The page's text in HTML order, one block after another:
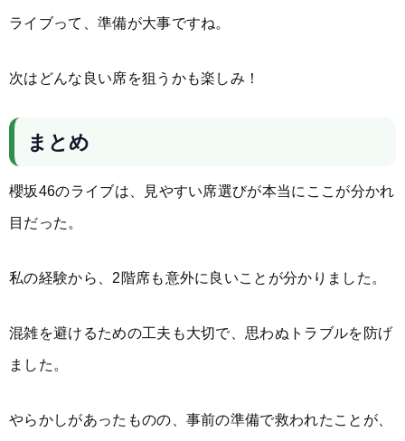
ライブって、準備が大事ですね。
次はどんな良い席を狙うかも楽しみ！
まとめ
櫻坂46のライブは、見やすい席選びが本当にここが分かれ
目だった。
私の経験から、2階席も意外に良いことが分かりました。
混雑を避けるための工夫も大切で、思わぬトラブルを防げ
ました。
やらかしがあったものの、事前の準備で救われたことが、